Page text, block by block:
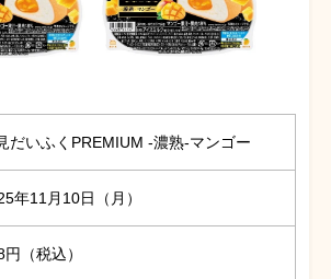
だいふくPREMIUM ‐濃熟‐マンゴー
年11月10日（月）
円（税込）